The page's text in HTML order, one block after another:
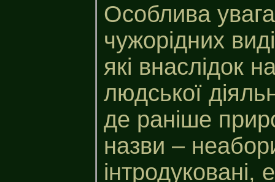
Особлива
чужорідних
які внаслідок
людської
де раніше
назви –
інтродуковані,